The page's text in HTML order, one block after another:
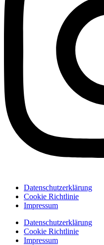
Datenschutzerklärung
Cookie Richtlinie
Impressum
Datenschutzerklärung
Cookie Richtlinie
Impressum